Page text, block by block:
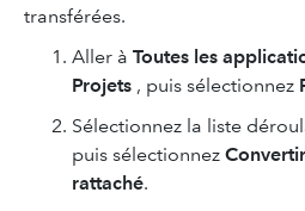
transférées.
Aller à Toutes les
Projets , puis sélectionnez
Sélectionnez la liste
puis sélectionnez
rattaché.